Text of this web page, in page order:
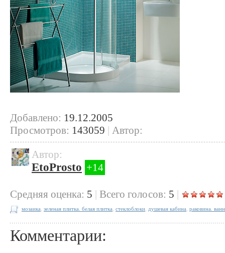
Добавлено: 19.12.2005
Просмотров: 143059 | Автор:
Автор:
EtoProsto +14
Cредняя оценка: 5 | Всего голосов: 5 |
мозаика зеленая плитка. белая плитка стеклоблоки душевая кабина раковина.
Комментарии: